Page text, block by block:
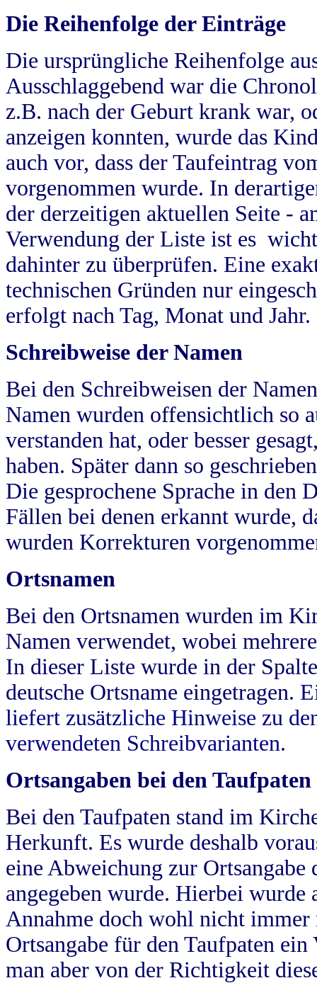
Die Reihenfolge der Einträge
Die ursprüngliche Reihenfolge
Ausschlaggebend war die
z.B. nach der Geburt krank war,
anzeigen konnten, wurde das
auch vor, dass der Taufeintrag
vorgenommen wurde. In
der derzeitigen aktuellen Seite -
Verwendung der Liste ist es
dahinter zu überprüfen. Eine
technischen Gründen nur
erfolgt nach Tag, Monat und Jahr.
Schreibweise der Namen
Bei den Schreibweisen der
Namen wurden offensichtlich so
verstanden hat, oder besser
haben. Später dann so
Die gesprochene Sprache in
Fällen bei denen erkannt wurde,
wurden Korrekturen
Ortsnamen
Bei den Ortsnamen wurden im
Namen verwendet, wobei
In dieser Liste wurde in der
deutsche Ortsname eingetragen.
liefert zusätzliche Hinweise zu
verwendeten Schreibvarianten.
Ortsangaben bei den Taufpaten
Bei den Taufpaten stand im
Herkunft. Es wurde deshalb
eine Abweichung zur
angegeben wurde. Hierbei wurde
Annahme doch wohl nicht
Ortsangabe für den Taufpaten
man aber von der Richtigkeit